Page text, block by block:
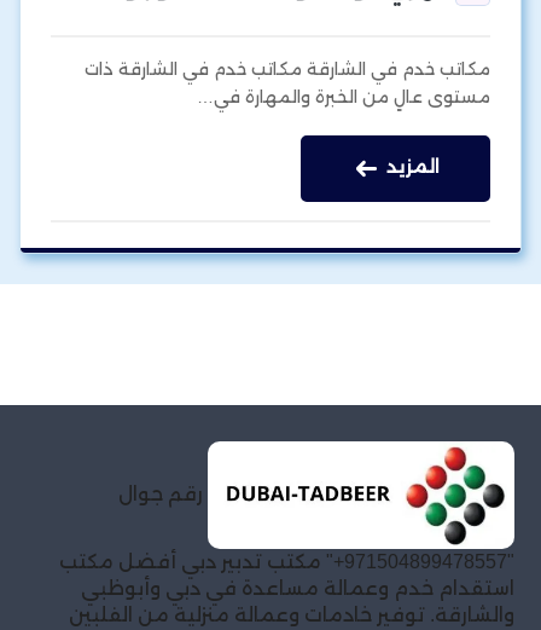
مكاتب خدم في الشارقة مكاتب خدم في الشارقة ذات
مستوى عالٍ من الخبرة والمهارة في…
المزيد
رقم جوال
"971504899478557+" مكتب تدبير دبي أفضل مكتب
استقدام خدم وعمالة مساعدة في دبي وأبوظبي
والشارقة. توفير خادمات وعمالة منزلية من الفلبين